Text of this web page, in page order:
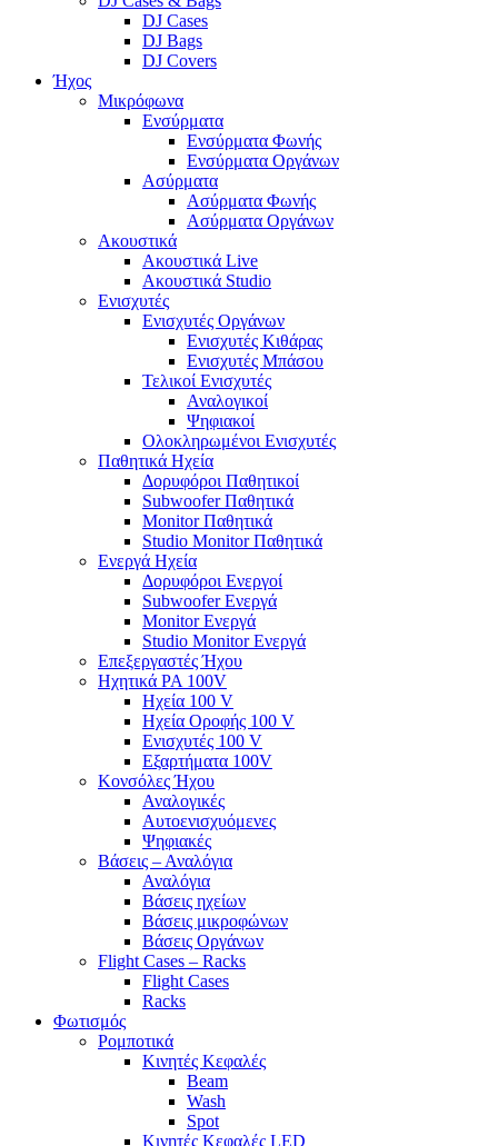
DJ Cases
DJ Bags
DJ Covers
Ήχος
Μικρόφωνα
Ενσύρματα
Ενσύρματα Φωνής
Ενσύρματα Οργάνων
Ασύρματα
Ασύρματα Φωνής
Ασύρματα Οργάνων
Ακουστικά
Ακουστικά Live
Ακουστικά Studio
Ενισχυτές
Ενισχυτές Οργάνων
Ενισχυτές Κιθάρας
Ενισχυτές Μπάσου
Τελικοί Ενισχυτές
Αναλογικοί
Ψηφιακοί
Ολοκληρωμένοι Ενισχυτές
Παθητικά Ηχεία
Δορυφόροι Παθητικοί
Subwoofer Παθητικά
Monitor Παθητικά
Studio Monitor Παθητικά
Ενεργά Ηχεία
Δορυφόροι Ενεργοί
Subwoofer Ενεργά
Monitor Ενεργά
Studio Monitor Ενεργά
Επεξεργαστές Ήχου
Ηχητικά PA 100V
Ηχεία 100 V
Ηχεία Οροφής 100 V
Ενισχυτές 100 V
Εξαρτήματα 100V
Κονσόλες Ήχου
Αναλογικές
Αυτοενισχυόμενες
Ψηφιακές
Βάσεις – Αναλόγια
Αναλόγια
Βάσεις ηχείων
Βάσεις μικροφώνων
Βάσεις Οργάνων
Flight Cases – Racks
Flight Cases
Racks
Φωτισμός
Ρομποτικά
Κινητές Κεφαλές
Beam
Wash
Spot
Κινητές Κεφαλές LED